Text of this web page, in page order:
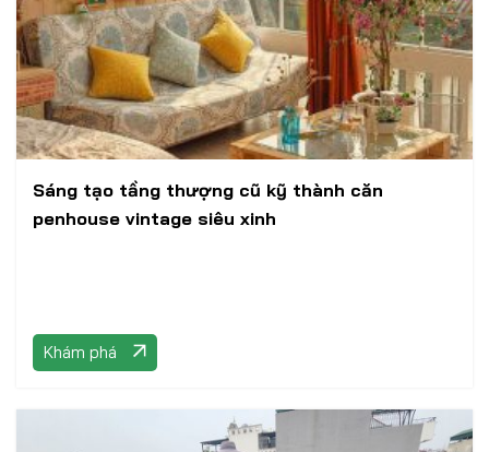
Sáng tạo tầng thượng cũ kỹ thành căn
penhouse vintage siêu xinh
Khám phá